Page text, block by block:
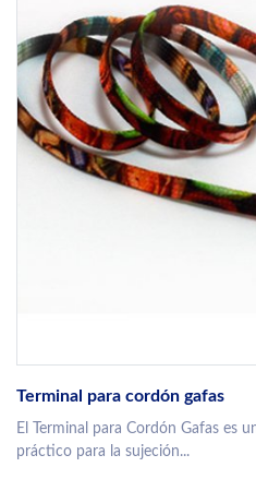
Terminal para cordón gafas
El Terminal para Cordón Gafas es
práctico para la sujeción...